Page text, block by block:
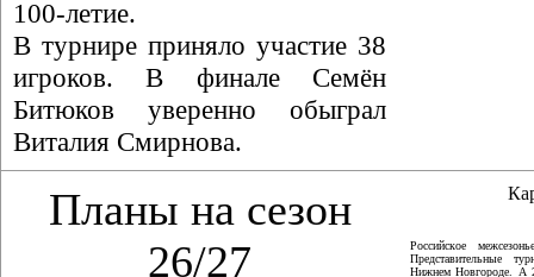
100-летие.
В турнире приняло участие 38
игроков. В финале Семён
Битюков уверенно обыграл
Виталия Смирнова.
Планы на сезон
26/27
Российское
Представительные
Нижнем Новгороде. А